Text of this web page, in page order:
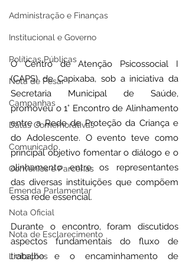
Administração e Finanças
Institucional e Governo
Políticas Públicas
Nota de Pesar
Campanhas
Datas Comemorativas
Comunicado
Convênios e Parcerias
Emenda Parlamentar
Nota Oficial
Nota de Esclarecimento
Licitações
O Centro de Atenção Psicossocial I
(CAPS) de Capixaba, sob a iniciativa da
Secretaria Municipal de Saúde,
promoveu o 1° Encontro de Alinhamento
entre a Rede de Proteção da Criança e
do Adolescente. O evento teve como
principal objetivo fomentar o diálogo e o
alinhamento entre os representantes
das diversas instituições que compõem
essa rede essencial.
Durante o encontro, foram discutidos
aspectos fundamentais do fluxo de
trabalho e o encaminhamento de